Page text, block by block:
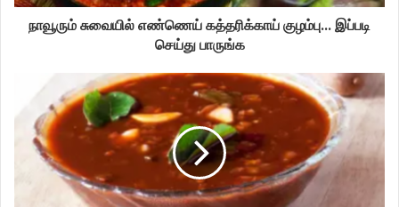
நாவூரும் சுவையில் எண்ணெய் கத்தரிக்காய் குழம்பு... இப்படி
செய்து பாருங்க